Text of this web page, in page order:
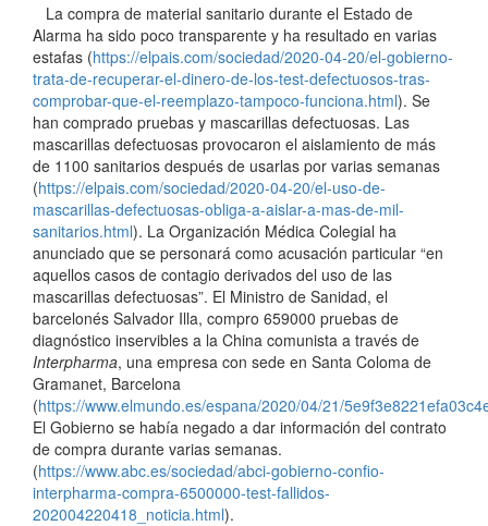
La compra de material sanitario durante el Estado de
Alarma ha sido poco transparente y ha resultado en varias
estafas (https://elpais.com/sociedad/2020-04-20/el-gobierno-
trata-de-recuperar-el-dinero-de-los-test-defectuosos-tras-
comprobar-que-el-reemplazo-tampoco-funciona.html). Se
han comprado pruebas y mascarillas defectuosas. Las
mascarillas defectuosas provocaron el aislamiento de más
de 1100 sanitarios después de usarlas por varias semanas
(https://elpais.com/sociedad/2020-04-20/el-uso-de-
mascarillas-defectuosas-obliga-a-aislar-a-mas-de-mil-
sanitarios.html). La Organización Médica Colegial ha
anunciado que se personará como acusación particular “en
aquellos casos de contagio derivados del uso de las
mascarillas defectuosas”. El Ministro de Sanidad, el
barcelonés Salvador Illa, compro 659000 pruebas de
diagnóstico inservibles a la China comunista a través de
Interpharma, una empresa con sede en Santa Coloma de
Gramanet, Barcelona
(https://www.elmundo.es/espana/2020/04/21/
El Gobierno se había negado a dar información del contrato
de compra durante varias semanas.
(https://www.abc.es/sociedad/abci-gobierno-confio-
interpharma-compra-6500000-test-fallidos-
202004220418_noticia.html).